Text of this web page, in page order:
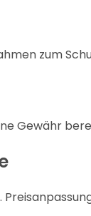
zum
Gewähr